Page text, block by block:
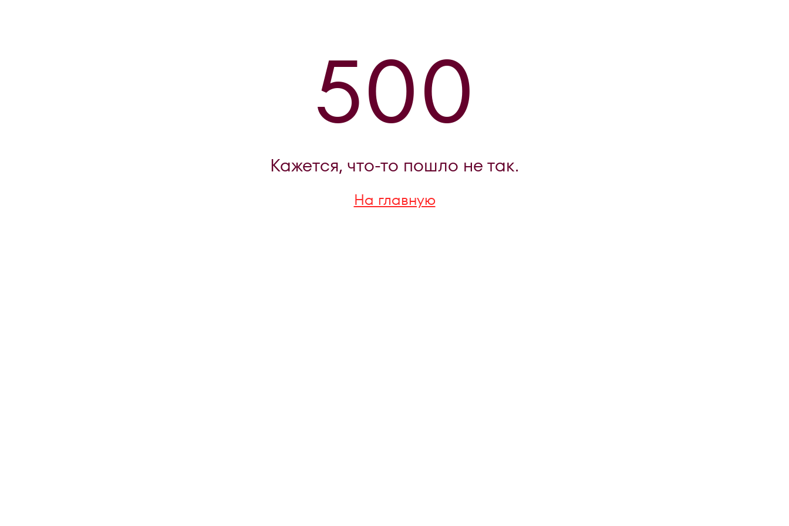
500
Кажется, что-то пошло не так.
На главную